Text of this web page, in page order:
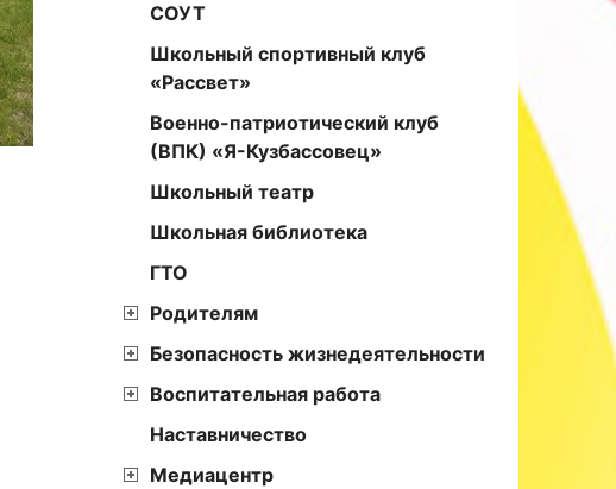
СОУТ
Школьный спортивный клуб
«Рассвет»
Военно-патриотический клуб
(ВПК) «Я-Кузбассовец»
Школьный театр
Школьная библиотека
ГТО
Родителям
Безопасность жизнедеятельности
Воспитательная работа
Наставничество
Медиацентр